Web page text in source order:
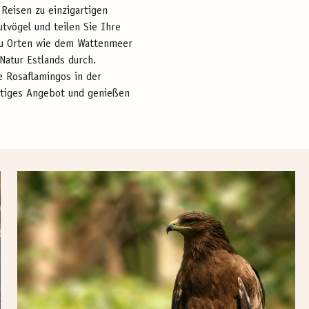
zu einzigartigen
und teilen Sie Ihre
Orten wie dem Wattenmeer
Estlands durch.
Rosaflamingos in der
Angebot und genießen